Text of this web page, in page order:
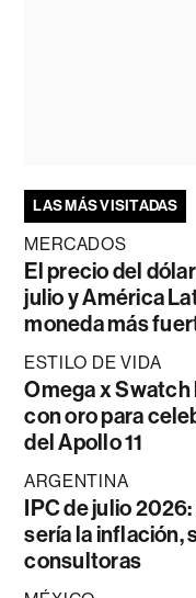
LAS MÁS VISITADAS
MERCADOS
El precio del
julio y América
moneda más
ESTILO DE VIDA
Omega x Swatch
con oro para
del Apollo 11
ARGENTINA
IPC de julio
sería la inflación,
consultoras